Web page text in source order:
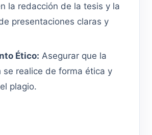
la redacción de la tesis y la
presentaciones claras y
Ético: Asegurar que la
se realice de forma ética y
plagio.